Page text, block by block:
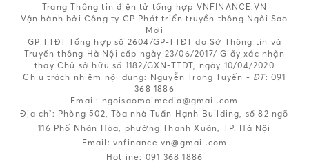
Trang Thông tin điện tử tổng hợp VNFINANCE.VN
Vận hành bởi Công ty CP Phát triển truyền thông Ngôi Sao
Mới
GP TTĐT Tổng hợp số 2604/GP-TTĐT do Sở Thông tin và
Truyền thông Hà Nội cấp ngày 23/06/2017/ Giấy xác nhận
thay Chủ sở hữu số 1182/GXN-TTĐT, ngày 10/04/2020
Chịu trách nhiệm nội dung: Nguyễn Trọng Tuyến - ĐT: 091
368 1886
Email: ngoisaomoimedia@gmail.com
Địa chỉ: Phòng 502, Tòa nhà Tuấn Hạnh Building, số 82 ngõ
116 Phố Nhân Hòa, phường Thanh Xuân, TP. Hà Nội
Email: vnfinance.vn@gmail.com
Hotline: 091 368 1886